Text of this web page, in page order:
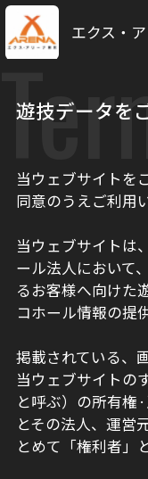
エクス・
遊技データを
当ウェブサイトを
同意のうえご利用
当ウェブサイトは
ール法人において
るお客様へ向けた
コホール情報の提
掲載されている、
当ウェブサイトの
と呼ぶ）の所有権
とその法人、運営
とめて「権利者」